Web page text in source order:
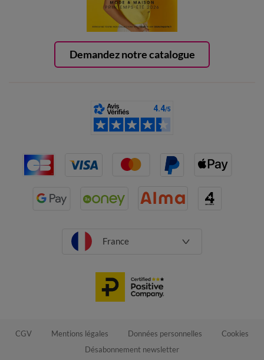
Demandez notre catalogue
France
CGV Mentions légales Données personnelles
Cookies
Désabonnement newsletter